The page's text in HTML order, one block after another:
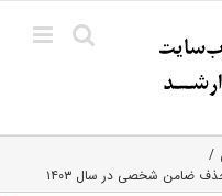
ضامن شخصی در سال ۱۴۰۳